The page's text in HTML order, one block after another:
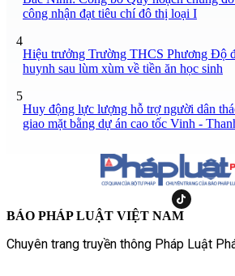
công nhận đạt tiêu chí đô thị loại I
4
Hiệu trưởng Trường THCS Phương Độ
huynh sau lùm xùm về tiền ăn học sinh
5
Huy động lực lượng hỗ trợ người dân
giao mặt bằng dự án cao tốc Vinh -
BÁO PHÁP LUẬT VIỆT NAM
Chuyên trang truyền thông Pháp Luật